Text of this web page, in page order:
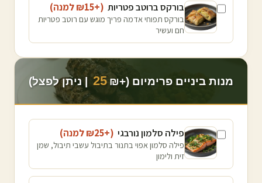
בורקס ברוטב פטריות (+₪
15 למנה)
בורקס תפוחי אדמה פריך מוגש עם רוטב פטריות
חם ועשיר
מנות ביניים פרימיום (+₪ 25 | ניתן לפצל)
פילה סלמון נורבגי (+₪
25 למנה)
פילה סלמון אפוי בתנור בתיבול עשבי תיבול, שמן
זית ולימון